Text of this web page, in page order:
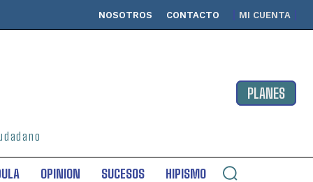
NOSOTROS CONTACTO MI CUENTA
PLANES
OPINION SUCESOS HIPISMO